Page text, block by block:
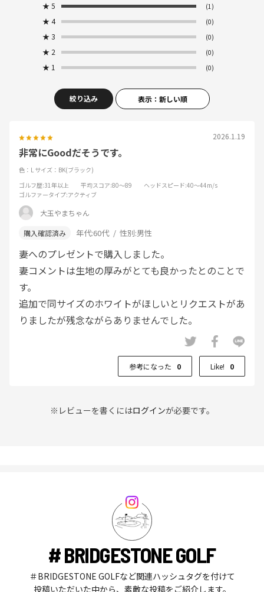
★ 5 (1)
★ 4 (0)
★ 3 (0)
★ 2 (0)
★ 1 (0)
絞り込み 表示：新しい順
2026.1.19
非常にGoodだそうです。
色：L サイズ：BK(ブラック)
ゴルフ歴:31年以上 平均スコア:80～89 ヘッドスピード:40～44m/s
ゴルファータイプ:アクティブ
大玉やまちゃん
年代:60代 性別:男性
妻へのプレゼントで購入しました。
妻コメントは生地の厚みがとても良かったとのことで
す。
追加で同サイズのホワイトがほしいとリクエストがあ
りましたが残念ながらありませんでした。
参考になった 0 Like! 0
※レビューを書くにはログインが必要です。
# BRIDGESTONE GOLF
＃BRIDGESTONE GOLFなど関連ハッシュタグを付けて
投稿いただいた中から、素敵な投稿をご紹介します。